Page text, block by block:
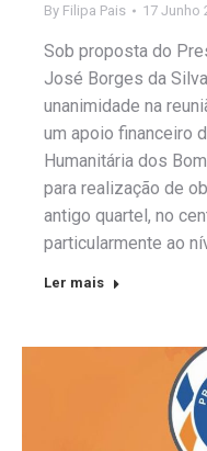
By Filipa Pais 17 Junho
Sob proposta do
José Borges da
unanimidade na
um apoio financeiro
Humanitária dos
para realização de
antigo quartel, no
particularmente ao
Ler mais